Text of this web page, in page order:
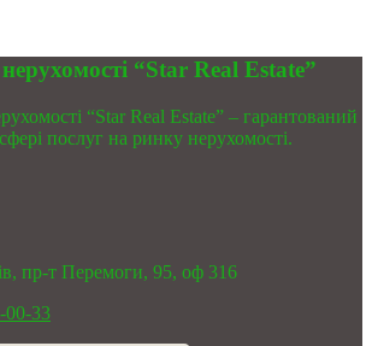
“Star Real Estate”
“Star Real Estate” – гарантований
послуг на ринку нерухомості.
пр-т Перемоги, 95, оф 316
00-33